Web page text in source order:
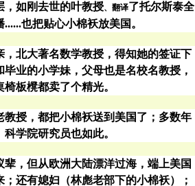
，如刚去世的叶教授、翻译了托尔斯泰全
也把贴心小棉袄放美国。
北大著名数学教授，得知她的签证下
业的小学妹，父母也是名校名教授，
板櫈都卖了个精光。
授，都把小棉袄送到美国了；多数年
学院研究员也如此。
，但从欧洲大陆漂洋过海，端上美国
还有媳妇（林彪老部下的小棉袄）；